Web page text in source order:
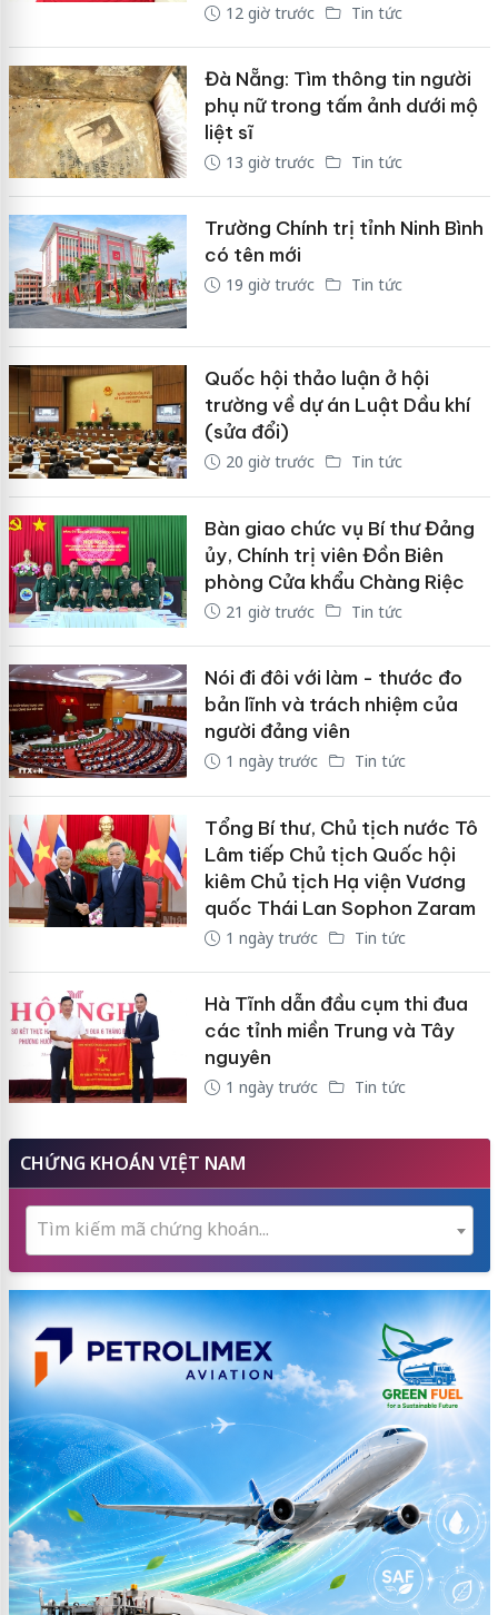
12 giờ trước Tin tức
Đà Nẵng: Tìm thông tin người
phụ nữ trong tấm ảnh dưới mộ
liệt sĩ
13 giờ trước Tin tức
Trường Chính trị tỉnh Ninh Bình
có tên mới
19 giờ trước Tin tức
Quốc hội thảo luận ở hội
trường về dự án Luật Dầu khí
(sửa đổi)
20 giờ trước Tin tức
Bàn giao chức vụ Bí thư Đảng
ủy, Chính trị viên Đồn Biên
phòng Cửa khẩu Chàng Riệc
21 giờ trước Tin tức
Nói đi đôi với làm - thước đo
bản lĩnh và trách nhiệm của
người đảng viên
1 ngày trước Tin tức
Tổng Bí thư, Chủ tịch nước Tô
Lâm tiếp Chủ tịch Quốc hội
kiêm Chủ tịch Hạ viện Vương
quốc Thái Lan Sophon Zaram
1 ngày trước Tin tức
Hà Tĩnh dẫn đầu cụm thi đua
các tỉnh miền Trung và Tây
nguyên
1 ngày trước Tin tức
CHỨNG KHOÁN VIỆT NAM
Tìm kiếm mã chứng khoán...